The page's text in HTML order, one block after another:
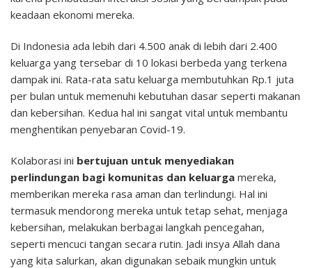
keadaan ekonomi mereka.
Di Indonesia ada lebih dari 4.500 anak di lebih dari 2.400
keluarga yang tersebar di 10 lokasi berbeda yang terkena
dampak ini. Rata-rata satu keluarga membutuhkan Rp.1 juta
per bulan untuk memenuhi kebutuhan dasar seperti makanan
dan kebersihan. Kedua hal ini sangat vital untuk membantu
menghentikan penyebaran Covid-19.
Kolaborasi ini bertujuan untuk menyediakan
perlindungan bagi komunitas dan keluarga mereka,
memberikan mereka rasa aman dan terlindungi. Hal ini
termasuk mendorong mereka untuk tetap sehat, menjaga
kebersihan, melakukan berbagai langkah pencegahan,
seperti mencuci tangan secara rutin. Jadi insya Allah dana
yang kita salurkan, akan digunakan sebaik mungkin untuk